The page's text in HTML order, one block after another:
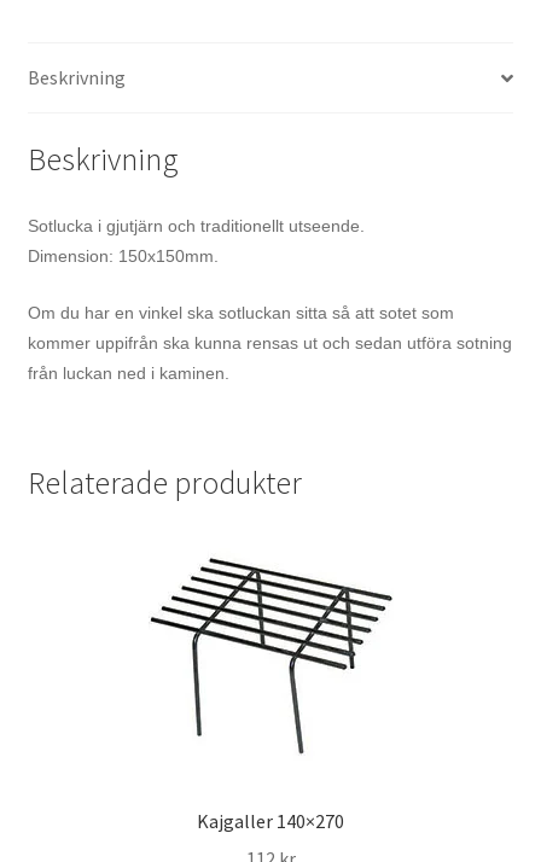
Beskrivning
Beskrivning
Sotlucka i gjutjärn och traditionellt utseende.
Dimension: 150x150mm.
Om du har en vinkel ska sotluckan sitta så att sotet som
kommer uppifrån ska kunna rensas ut och sedan utföra sotning
från luckan ned i kaminen.
Relaterade produkter
Kajgaller 140×270